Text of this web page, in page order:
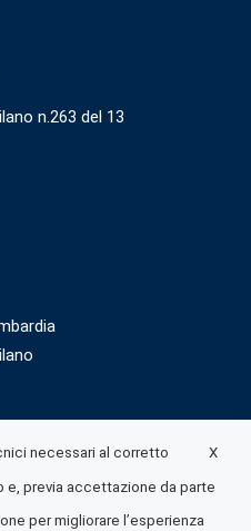
n.263 del 13
X
necessari al corretto
e, previa accettazione da parte
per migliorare l’esperienza